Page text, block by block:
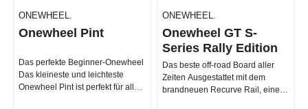
ONEWHEEL.
Onewheel Pint
Das perfekte Beginner-Onewheel
Das kleineste und leichteste
Onewheel Pint ist perfekt für alle,
ONEWHEEL.
Onewheel GT S-
Series Rally Edition
Das beste off-road Board aller
Zeiten Ausgestattet mit dem
brandneuen Recurve Rail, einem